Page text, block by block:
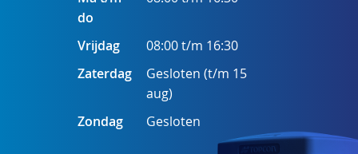
do
Vrijdag
08:00 t/m 16:30
Zaterdag
Gesloten (t/m 15
aug)
Zondag
Gesloten